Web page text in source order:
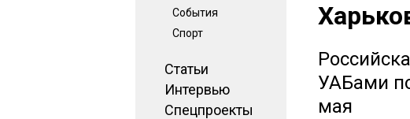
События
Спорт
Статьи
Интервью
Спецпроекты
УАБами
мая